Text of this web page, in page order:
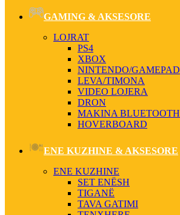
GAMING & AKSESORE
LOJRAT
PS4
XBOX
NINTENDO/GAMEPAD
LEVA/TIMONA
VIDEO LOJERA
DRON
MAKINA BLUETOOTH
HOVERBOARD
ENE KUZHINE & AKSESORE
ENE KUZHINE
SET ENËSH
TIGANË
TAVA GATIMI